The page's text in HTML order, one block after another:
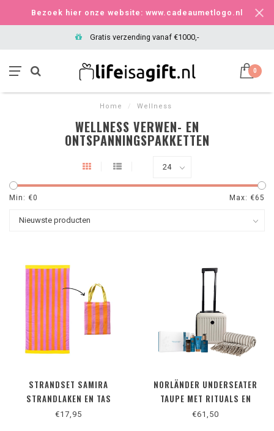
Bezoek hier onze website: www.cadeaumetlogo.nl
Gratis verzending vanaf €1000,-
0
Home / Wellness
WELLNESS VERWEN- EN
ONTSPANNINGSPAKKETTEN
Min: €0 Max: €65
STRANDSET SAMIRA
STRANDLAKEN EN TAS
€17,95
NORLÄNDER UNDERSEATER
TAUPE MET RITUALS EN
HANDDOEK
€61,50